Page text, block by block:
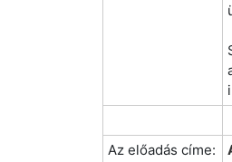
Az előadás címe: